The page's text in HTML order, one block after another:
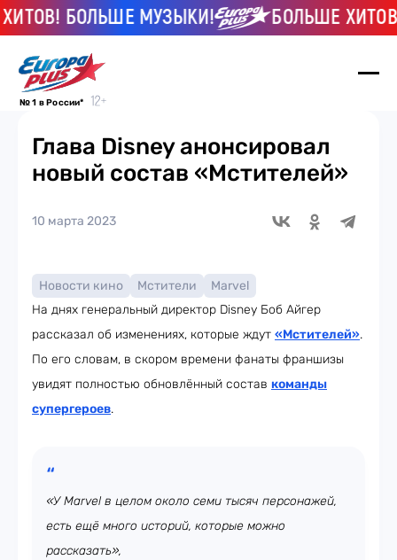
БОЛЬШЕ МУЗЫКИ! БОЛЬШЕ ХИТОВ!
№ 1 в России*
Глава Disney анонсировал
новый состав «Мстителей»
10 марта 2023
Новости кино Мстители
Marvel
На днях генеральный директор Disney Боб Айгер
рассказал об изменениях, которые ждут «Мстителей».
По его словам, в скором времени фанаты франшизы
увидят полностью обновлённый состав команды
супергероев.
«У Marvel в целом около семи тысяч персонажей,
есть ещё много историй, которые можно
рассказать»,